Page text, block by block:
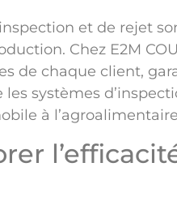
et de rejet
Chez E2M
de chaque client,
systèmes
à